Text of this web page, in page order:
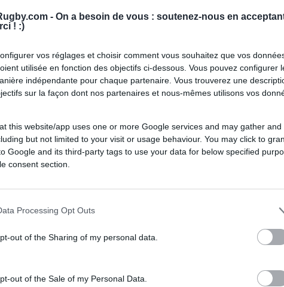
- On a besoin de vous : soutenez-nous en
! :)
vos réglages et choisir comment vous souhaitez que vos
utilisée en fonction des objectifs ci-dessous. Vous pouvez configurer
indépendante pour chaque partenaire. Vous trouverez une
sur la façon dont nos partenaires et nous-mêmes utilisons vos
this website/app uses one or more Google services and may gather and
but not limited to your visit or usage behaviour. You may click to
Google and its third-party tags to use your data for below specified
consent section.
Processing Opt Outs
out of the Sharing of my personal data.
out of the Sale of my Personal Data.